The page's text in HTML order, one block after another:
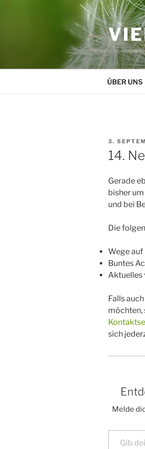
ÜBER UNS
AM
3.
14.
Gerade
bisher
und bei
Die
Wege auf
Buntes
Aktuelles
Falls
möchten,
sich
Melde
Gib deine E-Mail-Adresse ein ...